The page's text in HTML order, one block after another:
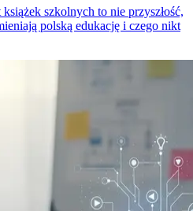
szkolnych to nie przyszłość,
polską edukację i czego nikt